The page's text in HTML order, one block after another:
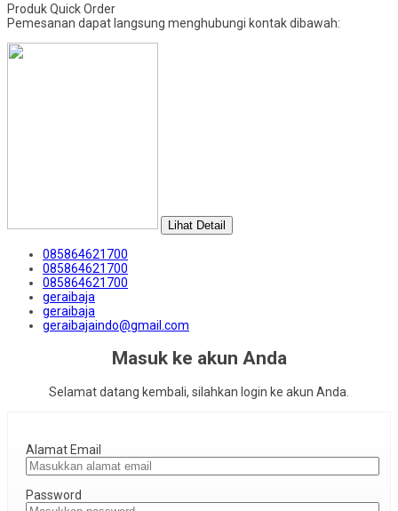
Produk Quick Order
Pemesanan dapat langsung menghubungi kontak dibawah:
Lihat Detail
085864621700
085864621700
085864621700
geraibaja
geraibaja
geraibajaindo@gmail.com
Masuk ke akun Anda
Selamat datang kembali, silahkan login ke akun Anda.
Alamat Email
Password